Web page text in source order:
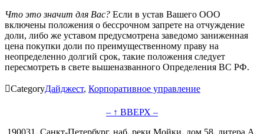
Что это значит для Вас? Если в устав Вашего ООО
включены положения о бессрочном запрете на отчуждение
доли, либо же уставом предусмотрена заведомо заниженная
цена покупки доли по преимущественному праву на
неопределенно долгий срок, такие положения следует
пересмотреть в свете вышеназванного Определения ВС РФ.
CategoryДайджест, Корпоративное управление
– ↑ ВВЕРХ –
190031, Санкт-Петербург, наб. реки Мойки, дом 58, литера А,